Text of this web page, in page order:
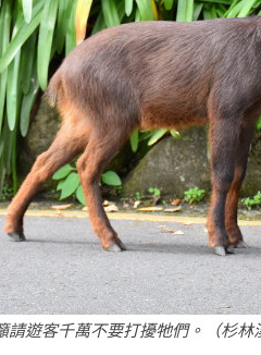
遊客千萬不要打擾牠們。（杉林